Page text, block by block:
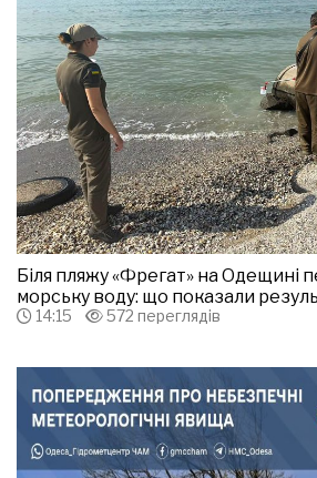
Біля пляжу «Фрегат» на Одещині
морську воду: що показали
14:15 572 переглядів